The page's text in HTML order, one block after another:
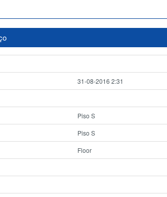
31-08-2016 2:31
Piso S
Piso S
Floor